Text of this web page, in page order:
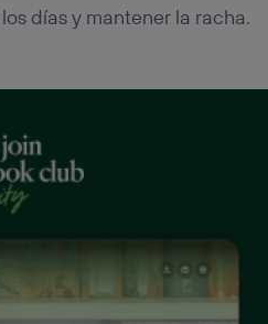
días y mantener la racha.